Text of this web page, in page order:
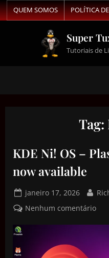
QUEM SOMOS POLÍTICA
Super
Tutoriais de
Tag:
KDE Ni! OS –
now available
janeiro 17, 2026
Nenhum comentário